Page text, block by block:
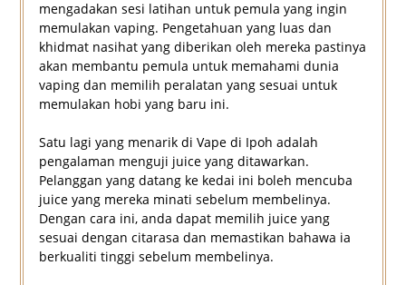
mengadakan sesi latihan untuk pemula yang ingin
memulakan vaping. Pengetahuan yang luas dan
khidmat nasihat yang diberikan oleh mereka pastinya
akan membantu pemula untuk memahami dunia
vaping dan memilih peralatan yang sesuai untuk
memulakan hobi yang baru ini.
Satu lagi yang menarik di Vape di Ipoh adalah
pengalaman menguji juice yang ditawarkan.
Pelanggan yang datang ke kedai ini boleh mencuba
juice yang mereka minati sebelum membelinya.
Dengan cara ini, anda dapat memilih juice yang
sesuai dengan citarasa dan memastikan bahawa ia
berkualiti tinggi sebelum membelinya.